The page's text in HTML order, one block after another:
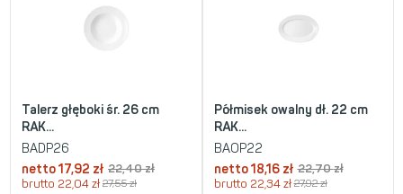
Talerz głęboki śr. 26 cm
RAK...
BADP26
netto17,92 zł 22,40zł
brutto 22,04 zł 27,55zł
Półmisek owalny dł. 22 cm
RAK...
BAOP22
netto 18,16 zł 22,70zł
brutto 22,34 zł 27,92zł